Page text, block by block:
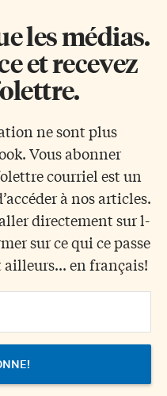
les médias.
et recevez
ne sont plus
Vous abonner
courriel est un
à nos articles.
directement sur l-
sur ce qui ce passe
en français!